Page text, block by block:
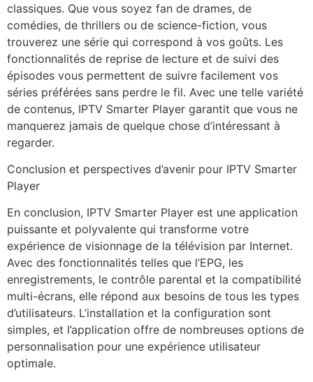
classiques. Que vous soyez fan de drames, de
comédies, de thrillers ou de science-fiction, vous
trouverez une série qui correspond à vos goûts. Les
fonctionnalités de reprise de lecture et de suivi des
épisodes vous permettent de suivre facilement vos
séries préférées sans perdre le fil. Avec une telle variété
de contenus, IPTV Smarter Player garantit que vous ne
manquerez jamais de quelque chose d’intéressant à
regarder.
Conclusion et perspectives d’avenir pour IPTV Smarter
Player
En conclusion, IPTV Smarter Player est une application
puissante et polyvalente qui transforme votre
expérience de visionnage de la télévision par Internet.
Avec des fonctionnalités telles que l’EPG, les
enregistrements, le contrôle parental et la compatibilité
multi-écrans, elle répond aux besoins de tous les types
d’utilisateurs. L’installation et la configuration sont
simples, et l’application offre de nombreuses options de
personnalisation pour une expérience utilisateur
optimale.